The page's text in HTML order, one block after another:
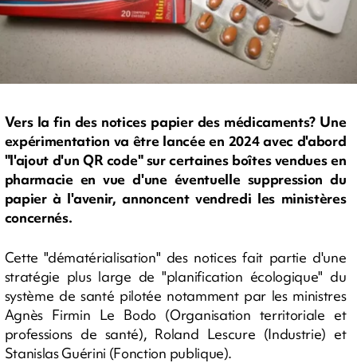
Vers la fin des notices papier des médicaments? Une
expérimentation va être lancée en 2024 avec d'abord
"l'ajout d'un QR code" sur certaines boîtes vendues en
pharmacie en vue d'une éventuelle suppression du
papier à l'avenir, annoncent vendredi les ministères
concernés.
Cette "dématérialisation" des notices fait partie d'une
stratégie plus large de "planification écologique" du
système de santé pilotée notamment par les ministres
Agnès Firmin Le Bodo (Organisation territoriale et
professions de santé), Roland Lescure (Industrie) et
Stanislas Guérini (Fonction publique).